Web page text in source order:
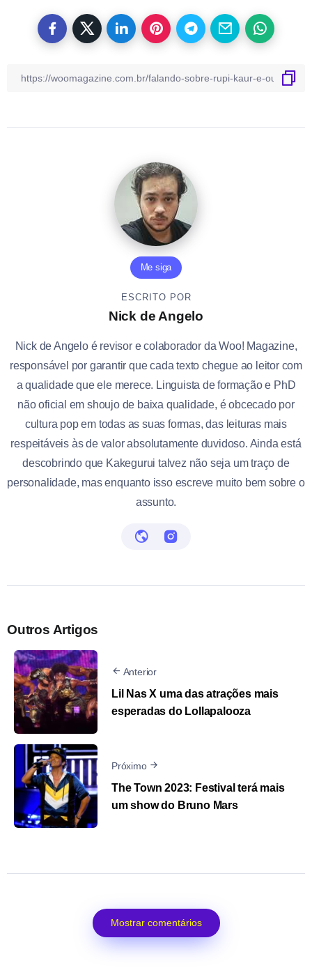
Me siga
ESCRITO POR
Nick de Angelo
Nick de Angelo é revisor e colaborador da Woo! Magazine,
responsável por garantir que cada texto chegue ao leitor com
a qualidade que ele merece. Linguista de formação e PhD
não oficial em shoujo de baixa qualidade, é obcecado por
cultura pop em todas as suas formas, das leituras mais
respeitáveis às de valor absolutamente duvidoso. Ainda está
descobrindo que Kakegurui talvez não seja um traço de
personalidade, mas enquanto isso escreve muito bem sobre o
assunto.
Outros Artigos
Anterior
Lil Nas X uma das atrações mais
esperadas do Lollapalooza
Próximo
The Town 2023: Festival terá mais
um show do Bruno Mars
Mostrar comentários